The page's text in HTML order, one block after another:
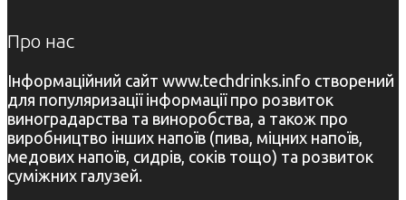
Про нас
Інформаційний сайт www.techdrinks.info створений
для популяризації інформації про розвиток
виноградарства та виноробства, а також про
виробництво інших напоїв (пива, міцних напоїв,
медових напоїв, сидрів, соків тощо) та розвиток
суміжних галузей.